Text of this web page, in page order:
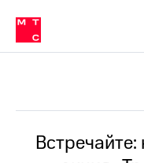
связь
Сервисы и подписки
30% на связь
кабинеты
Мобильная
и
Спутниковое
в МТС
Услуги